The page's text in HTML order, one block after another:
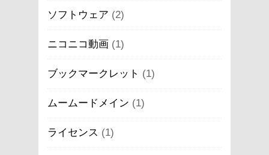
ソフトウェア (2)
ニコニコ動画 (1)
ブックマークレット (1)
ムームードメイン (1)
ライセンス (1)